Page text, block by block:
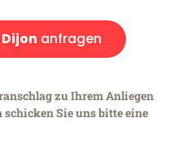
anfragen
zu Ihrem Anliegen
Sie uns bitte eine